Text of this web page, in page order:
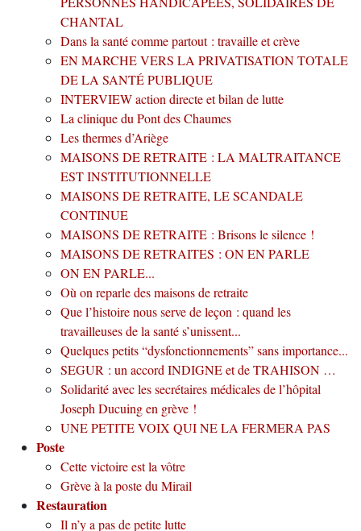
CHANTAL
Dans la santé comme partout : travaille et crève
EN MARCHE VERS LA PRIVATISATION TOTALE
DE LA SANTÉ PUBLIQUE
INTERVIEW action directe et bilan de lutte
La clinique du Pont des Chaumes
Les thermes d’Ariège
MAISONS DE RETRAITE : LA MALTRAITANCE
EST INSTITUTIONNELLE
MAISONS DE RETRAITE, LE SCANDALE
CONTINUE
MAISONS DE RETRAITE : Brisons le silence !
MAISONS DE RETRAITES : ON EN PARLE
ON EN PARLE...
Où on reparle des maisons de retraite
Que l’histoire nous serve de leçon : quand les
travailleuses de la santé s’unissent...
Quelques petits “dysfonctionnements” sans importance...
SEGUR : un accord INDIGNE et de TRAHISON …
Solidarité avec les secrétaires médicales de l’hôpital
Joseph Ducuing en grève !
UNE PETITE VOIX QUI NE LA FERMERA PAS
Poste
Cette victoire est la vôtre
Grève à la poste du Mirail
Restauration
Il n’y a pas de petite lutte